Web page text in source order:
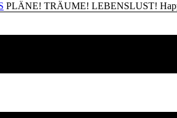
PLÄNE! TRÄUME! LEBENSLUST!